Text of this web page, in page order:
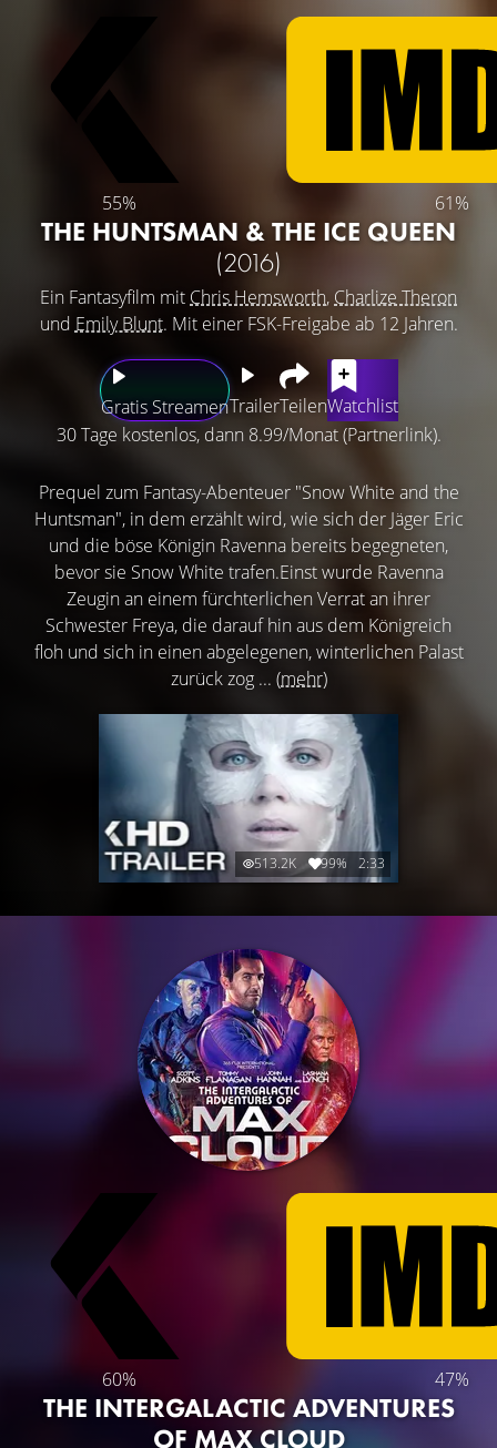
55% 61%
THE HUNTSMAN & THE ICE QUEEN
(2016)
Ein Fantasyfilm mit Chris Hemsworth, Charlize Theron
und Emily Blunt. Mit einer FSK-Freigabe ab 12 Jahren.
Gratis StreamenTrailerTeilenWatchlist
30 Tage kostenlos, dann 8.99/Monat (Partnerlink).
Prequel zum Fantasy-Abenteuer "Snow White and the
Huntsman", in dem erzählt wird, wie sich der Jäger Eric
und die böse Königin Ravenna bereits begegneten,
bevor sie Snow White trafen.Einst wurde Ravenna
Zeugin an einem fürchterlichen Verrat an ihrer
Schwester Freya, die darauf hin aus dem Königreich
floh und sich in einen abgelegenen, winterlichen Palast
zurück zog ... (mehr)
513.2K 99% 2:33
60% 47%
THE INTERGALACTIC ADVENTURES
OF MAX CLOUD